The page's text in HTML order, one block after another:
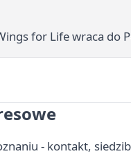
for Life wraca do
- kontakt,